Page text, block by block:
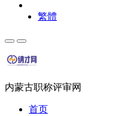
繁體
内蒙古职称评审网
首页